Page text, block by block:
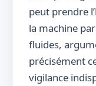
peut prendre
la machine
fluides,
précisément
vigilance